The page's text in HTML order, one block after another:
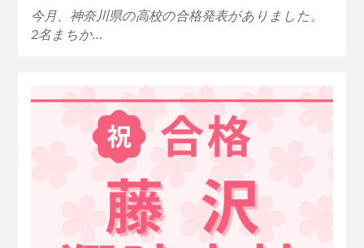
今月、神奈川県の高校の合格発表がありました。
2名まちか…